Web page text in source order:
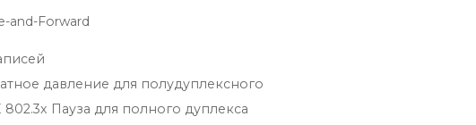
and-Forward
давление для полудуплексного
802.3x Пауза для полного дуплекса